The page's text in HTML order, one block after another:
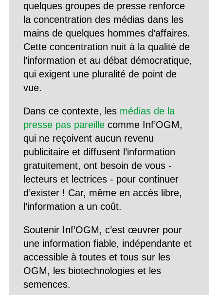
quelques groupes de presse renforce
la concentration des médias dans les
mains de quelques hommes d’affaires.
Cette concentration nuit à la qualité de
l’information et au débat démocratique,
qui exigent une pluralité de point de
vue.
Dans ce contexte, les médias de la
presse pas pareillecomme Inf’OGM,
qui ne reçoivent aucun revenu
publicitaire et diffusent l’information
gratuitement, ont besoin de vous -
lecteurs et lectrices - pour continuer
d’exister ! Car, même en accès libre,
l’information a un coût.
Soutenir Inf’OGM, c’est œuvrer pour
une information fiable, indépendante et
accessible à toutes et tous sur les
OGM, les biotechnologies et les
semences.